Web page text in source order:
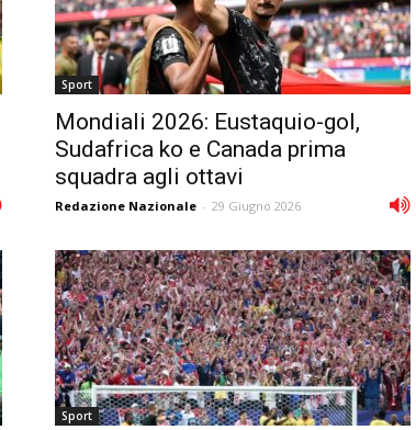
Sport
Mondiali 2026: Eustaquio-gol,
Sudafrica ko e Canada prima
squadra agli ottavi
Redazione Nazionale - 29 Giugno 2026
Sport